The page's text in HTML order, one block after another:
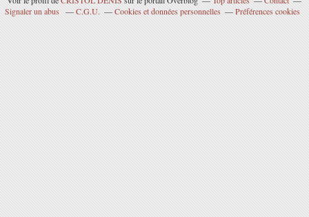
Signaler un abus
C.G.U. Cookies et données personnelles Préférences cookies